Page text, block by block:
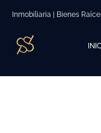
Inmobiliaria | Bienes